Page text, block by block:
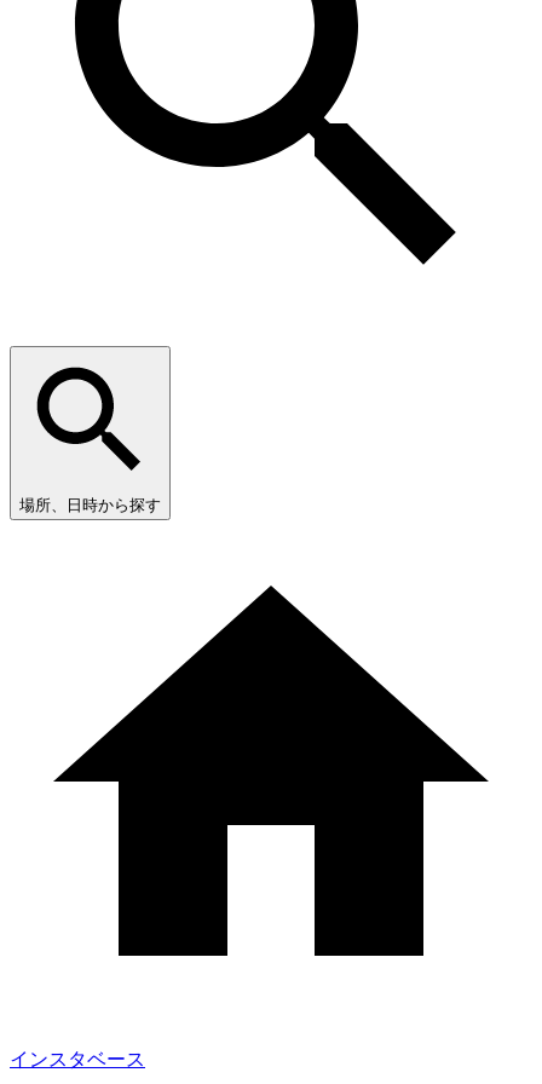
場所、日時から探す
インスタベース